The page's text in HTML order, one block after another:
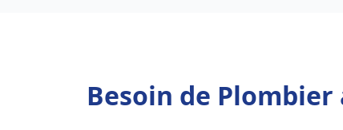
Besoin de Plombier